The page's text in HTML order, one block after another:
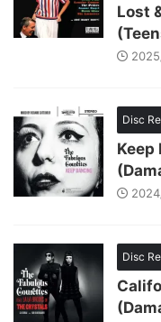
Lost
Disc
Keep
Disc